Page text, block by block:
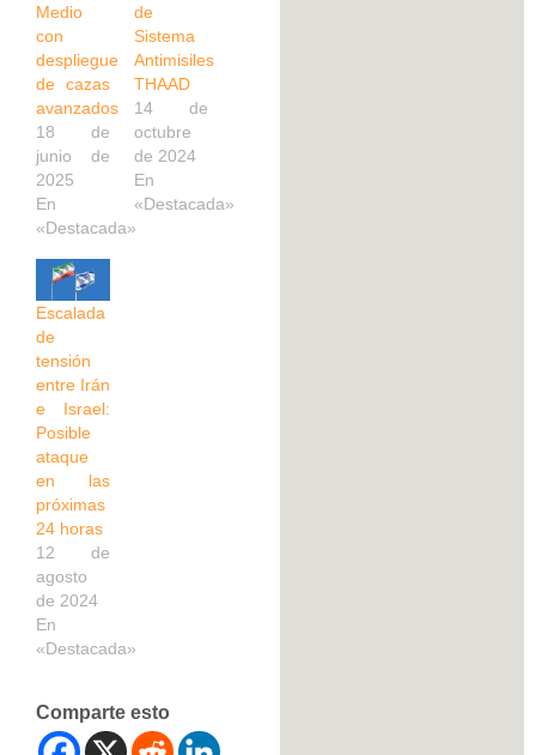
Medio
con
despliegue
de cazas
avanzados
18 de
junio de
2025
En
«Destacada»
de
Sistema
Antimisiles
THAAD
14 de
octubre
de 2024
En
«Destacada»
Escalada
de
tensión
entre Irán
e Israel:
Posible
ataque
en las
próximas
24 horas
12 de
agosto
de 2024
En
«Destacada»
Comparte esto